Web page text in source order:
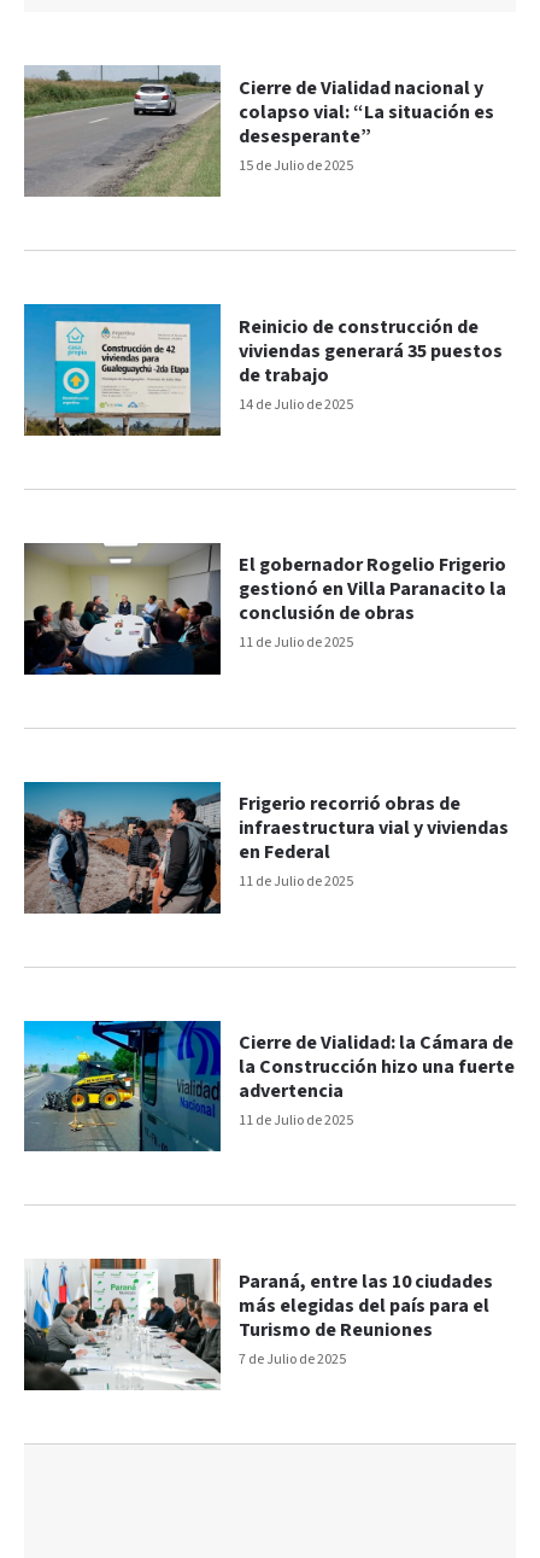
15 de Julio de 2025
Cierre de Vialidad nacional y
colapso vial: “La situación es
desesperante”
14 de Julio de 2025
Reinicio de construcción de
viviendas generará 35 puestos
de trabajo
11 de Julio de 2025
El gobernador Rogelio Frigerio
gestionó en Villa Paranacito la
conclusión de obras
11 de Julio de 2025
Frigerio recorrió obras de
infraestructura vial y viviendas
en Federal
11 de Julio de 2025
Cierre de Vialidad: la Cámara de
la Construcción hizo una fuerte
advertencia
7 de Julio de 2025
Paraná, entre las 10 ciudades
más elegidas del país para el
Turismo de Reuniones